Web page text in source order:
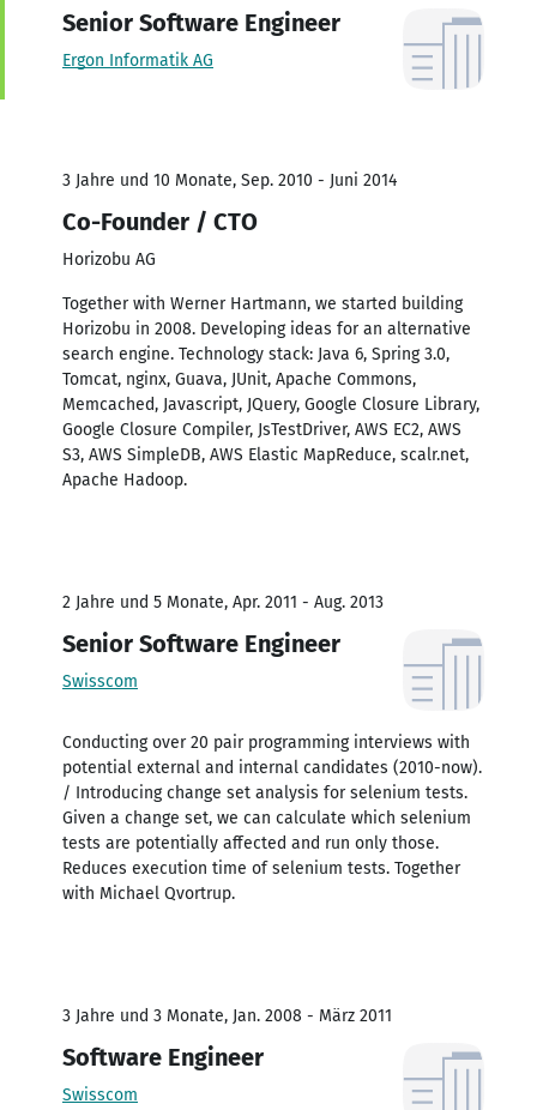
Senior Software Engineer
Ergon Informatik AG
3 Jahre und 10 Monate, Sep. 2010 - Juni 2014
Co-Founder / CTO
Horizobu AG
Together with Werner Hartmann, we started building
Horizobu in 2008. Developing ideas for an alternative
search engine. Technology stack: Java 6, Spring 3.0,
Tomcat, nginx, Guava, JUnit, Apache Commons,
Memcached, Javascript, JQuery, Google Closure Library,
Google Closure Compiler, JsTestDriver, AWS EC2, AWS
S3, AWS SimpleDB, AWS Elastic MapReduce, scalr.net,
Apache Hadoop.
2 Jahre und 5 Monate, Apr. 2011 - Aug. 2013
Senior Software Engineer
Swisscom
Conducting over 20 pair programming interviews with
potential external and internal candidates (2010-now).
/ Introducing change set analysis for selenium tests.
Given a change set, we can calculate which selenium
tests are potentially affected and run only those.
Reduces execution time of selenium tests. Together
with Michael Qvortrup.
3 Jahre und 3 Monate, Jan. 2008 - März 2011
Software Engineer
Swisscom